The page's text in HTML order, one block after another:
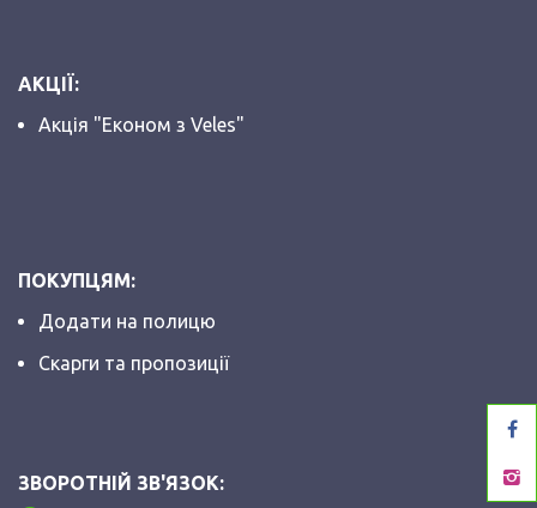
АКЦІЇ:
Акція "Економ з Veles"
ПОКУПЦЯМ:
Додати на полицю
Скарги та пропозиції
ЗВОРОТНІЙ ЗВ'ЯЗОК: